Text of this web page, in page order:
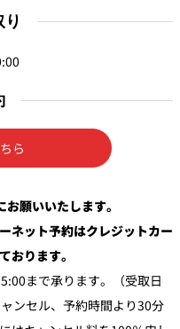
ら
願いいたします。
ネット予約はクレジットカー
おります。
まで承ります。（受取日
ンセル、予約時間より30分